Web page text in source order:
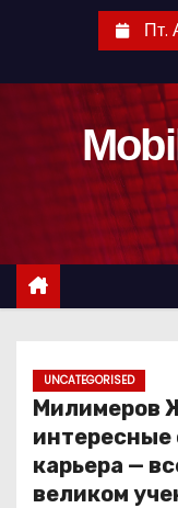
с
Пт.
UNCATEGORISED
Милимеров
карьера —
великом